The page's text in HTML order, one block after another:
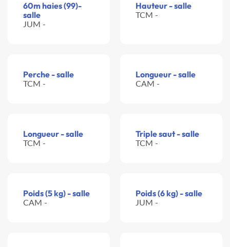
60m haies (99)-
salle
JUM -
Hauteur - salle
TCM -
Perche - salle
TCM -
Longueur - salle
CAM -
Longueur - salle
TCM -
Triple saut - salle
TCM -
Poids (5 kg) - salle
CAM -
Poids (6 kg) - salle
JUM -